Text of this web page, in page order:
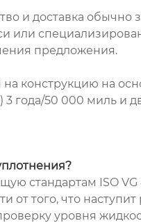
и доставка обычно
или
предложения.
конструкцию на
года/50 000 миль и
стандартам ISO VG
того, что наступит
уровня